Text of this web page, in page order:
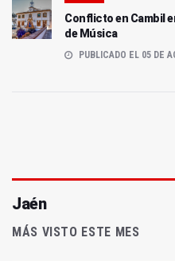
Conflicto en Cambil
de Música
PUBLICADO EL 05 DE
Jaén
MÁS VISTO ESTE MES